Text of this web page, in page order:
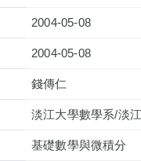
2004-05-08
2004-05-08
錢傳仁
淡江大學數學系/淡
基礎數學與微積分